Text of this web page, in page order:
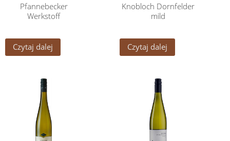
Pfannebecker
Werkstoff
Czytaj dalej
Knobloch Dornfelder
mild
Czytaj dalej